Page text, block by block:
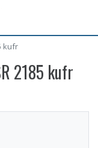
kufr
2185 kufr